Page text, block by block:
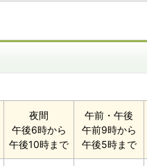
夜間
午後6時から
午後10時まで
午前・午後
午前9時から
午後5時まで